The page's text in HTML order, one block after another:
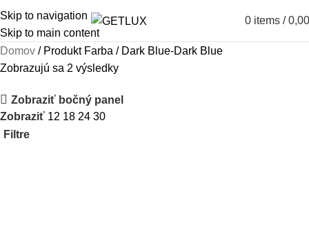
Skip to navigation
Skip to main content
0 items / 0,00
Domov Produkt Farba
Dark Blue-Dark Blue
Zobrazujú sa 2 výsledky
Zobraziť bočný panel
Zobraziť 12 18 24 30
Filtre